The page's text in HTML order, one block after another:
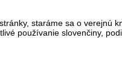
staráme sa o verejnú
používanie slovenčiny,